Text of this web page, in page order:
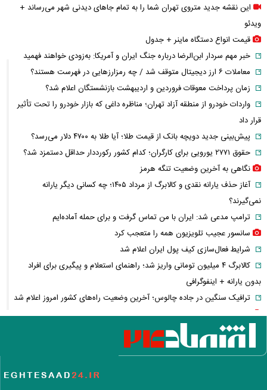
این نقشه جدید متروی تهران شما را به تمام جاهای دیدنی شهر می‌رساند +
ویدئو
قیمت انواع دستگاه ماینر + جدول
خبر مهم سردار ابن‌الرضا درباره جنگ ایران و آمریکا: به‌زودی خواهند فهمید
معاملات ۶ ارز دیجیتال متوقف شد / چه رمزارزهایی در فهرست هستند؟
زمان پرداخت معوقات فروردین و اردیبهشت بازنشستگان اعلام شد؟
واردات خودرو از منطقه آزاد تهران؛ مناظره داغی که بازار خودرو را تحت تأثیر
قرار داد
پیش‌بینی جدید دویچه‌ بانک از قیمت طلا؛ آیا طلا به ۴۷۰۰ دلار می‌رسد؟
حقوق ۲۷۷۱ یورویی برای کارگران؛ کدام کشور رکورددار حداقل دستمزد شد؟
نگاهی به آخرین وضعیت تنگه هرمز
آغاز حذف یارانه نقدی و کالابرگ از مرداد ۱۴۰۵؛ چه کسانی دیگر یارانه
نمی‌گیرند؟
ترامپ مدعی شد: ایران با من تماس گرفت و برای حمله آماده‌ایم
سانسور عجیب تلویزیون همه را متعجب کرد
شرایط فعال‌سازی کیف پول ایران اعلام شد
کالابرگ ۴ میلیون تومانی واریز شد؛ راهنمای استعلام و پیگیری برای افراد
بدون یارانه + اینفوگرافی
ترافیک سنگین در جاده چالوس؛ آخرین وضعیت راه‌های کشور امروز اعلام شد
استایل جدید صابر ابر در فضای مجازی پربازدید شد
هواشناسی جدول زمانی بارش‌ها را منتشر کرد/ اوج بارندگی در انتظار کدام
مناطق است؟ + نقشه
سحر دولتشاهی درباره ویدیوی جنجالی: قصد بی‌احترامی به اذان نداشتم